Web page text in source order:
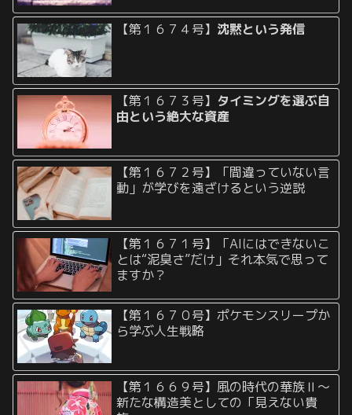
【第１６７４号】 沈黙という発信
【第１６７３号】 タイミングを選ぶ自
由という絶大な資産
【第１６７２号】「間違っていない言
動」が学びを遠ざけるという逆説
【第１６７１号】「AIにはできないこ
とは“泥臭さ”だけ」それ本気で思って
ますか？
【第１６７０号】ポケモンスリープか
ら学ぶ人生戦略
【第１６６９号】風の時代の華族Ⅱ〜
新たな構造美としての「見えない貴